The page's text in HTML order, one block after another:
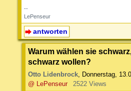
--
LePenseur
antworten
Warum wählen sie
schwarz wollen?
Otto Lidenbrock, Donnerstag,
@ LePenseur
2522 Views